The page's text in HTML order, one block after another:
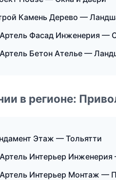
Камень Дерево —
Фасад Инженерия —
Бетон Ателье —
в регионе:
Этаж — Тольятти
Интерьер Инженерия
Интерьер Монтаж —